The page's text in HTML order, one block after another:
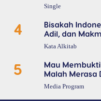
Single
4
Bisakah
Adil, dan
Kata Alkitab
5
Mau
Malah Merasa
Media Program